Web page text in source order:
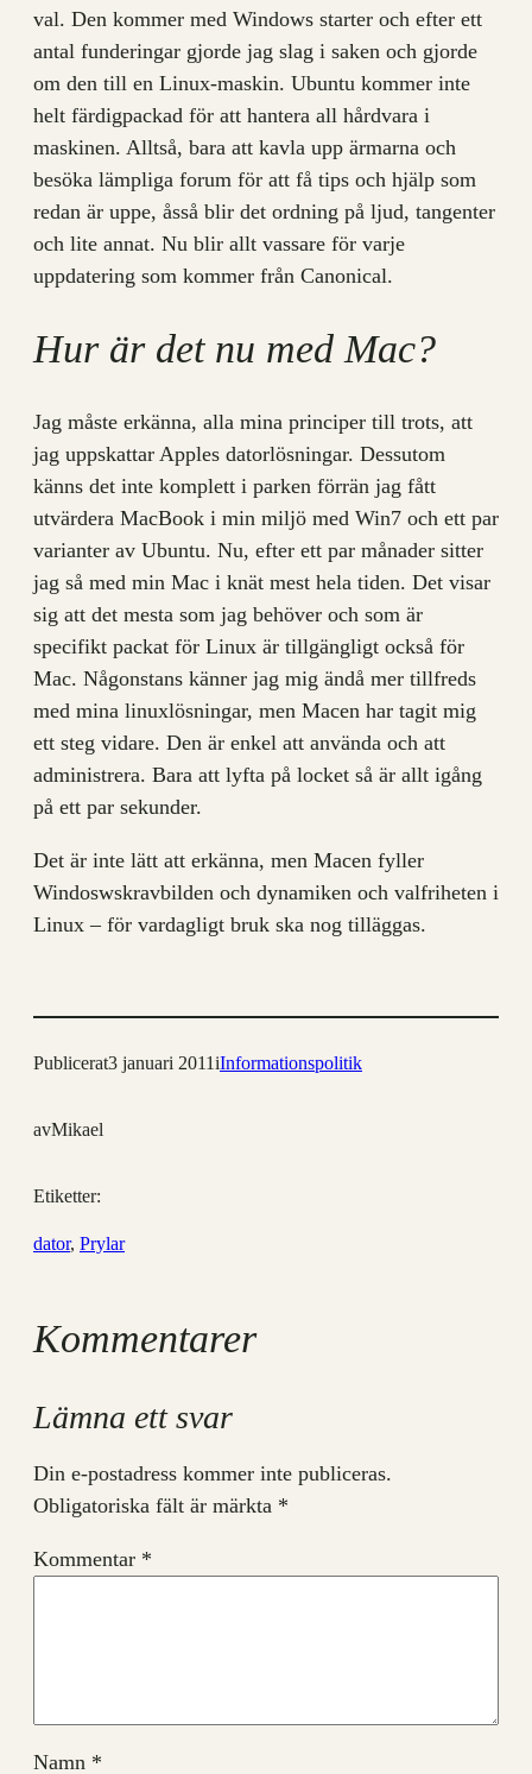
val. Den kommer med Windows starter och efter ett
antal funderingar gjorde jag slag i saken och gjorde
om den till en Linux-maskin. Ubuntu kommer inte
helt färdigpackad för att hantera all hårdvara i
maskinen. Alltså, bara att kavla upp ärmarna och
besöka lämpliga forum för att få tips och hjälp som
redan är uppe, åsså blir det ordning på ljud, tangenter
och lite annat. Nu blir allt vassare för varje
uppdatering som kommer från Canonical.
Hur är det nu med Mac?
Jag måste erkänna, alla mina principer till trots, att
jag uppskattar Apples datorlösningar. Dessutom
känns det inte komplett i parken förrän jag fått
utvärdera MacBook i min miljö med Win7 och ett par
varianter av Ubuntu. Nu, efter ett par månader sitter
jag så med min Mac i knät mest hela tiden. Det visar
sig att det mesta som jag behöver och som är
specifikt packat för Linux är tillgängligt också för
Mac. Någonstans känner jag mig ändå mer tillfreds
med mina linuxlösningar, men Macen har tagit mig
ett steg vidare. Den är enkel att använda och att
administrera. Bara att lyfta på locket så är allt igång
på ett par sekunder.
Det är inte lätt att erkänna, men Macen fyller
Windoswskravbilden och dynamiken och valfriheten i
Linux – för vardagligt bruk ska nog tilläggas.
Publicerat3 januari 2011iInformationspolitik
avMikael
Etiketter:
dator, Prylar
Kommentarer
Lämna ett svar
Din e-postadress kommer inte publiceras.
Obligatoriska fält är märkta *
Kommentar *
Namn *